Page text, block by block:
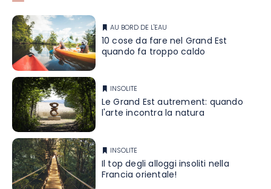
AU BORD DE L'EAU
10 cose da fare nel Grand Est
quando fa troppo caldo
INSOLITE
Le Grand Est autrement: quando
l'arte incontra la natura
INSOLITE
Il top degli alloggi insoliti nella
Francia orientale!